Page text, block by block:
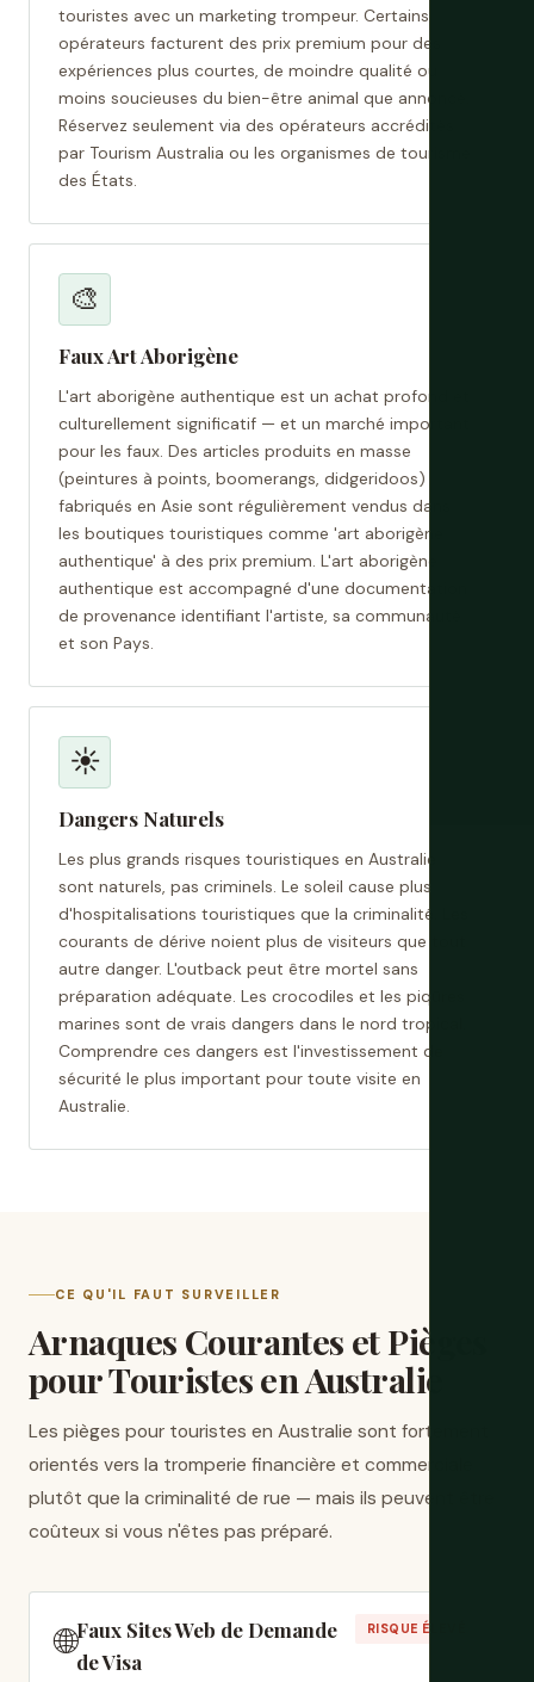
touristes avec un marketing trompeur. Certains
opérateurs facturent des prix premium pour des
expériences plus courtes, de moindre qualité ou
moins soucieuses du bien-être animal que annoncé.
Réservez seulement via des opérateurs accrédités
par Tourism Australia ou les organismes de tourisme
des États.
🎨
Faux Art Aborigène
L'art aborigène authentique est un achat profond et
culturellement significatif — et un marché important
pour les faux. Des articles produits en masse
(peintures à points, boomerangs, didgeridoos)
fabriqués en Asie sont régulièrement vendus dans
les boutiques touristiques comme 'art aborigène
authentique' à des prix premium. L'art aborigène
authentique est accompagné d'une documentation
de provenance identifiant l'artiste, sa communauté
et son Pays.
☀️
Dangers Naturels
Les plus grands risques touristiques en Australie
sont naturels, pas criminels. Le soleil cause plus
d'hospitalisations touristiques que la criminalité. Les
courants de dérive noient plus de visiteurs que tout
autre danger. L'outback peut être mortel sans
préparation adéquate. Les crocodiles et les piqûres
marines sont de vrais dangers dans le nord tropical.
Comprendre ces dangers est l'investissement de
sécurité le plus important pour toute visite en
Australie.
CE QU'IL FAUT SURVEILLER
Arnaques Courantes et Pièges
pour Touristes en Australie
Les pièges pour touristes en Australie sont fortement
orientés vers la tromperie financière et commerciale
plutôt que la criminalité de rue — mais ils peuvent être
coûteux si vous n'êtes pas préparé.
🌐Faux Sites Web de Demande
de Visa
RISQUE ÉLEVÉ